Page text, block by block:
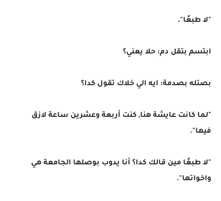
"لا طبعًا".
ابتسم بتقل دم: حلا يعني؟
بصتله بصدمة: ايه الي خلاك تقول كدا؟
"لما كانت عايشة هنا, كنت أربعة وعشرين ساعة لازق
فيها".
"لا طبعًا مين قالك كدا؟ أنا يدوب بوصلها الجامعة هي
واخواتها".